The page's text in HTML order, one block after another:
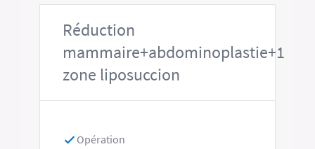
Réduction
mammaire+abdominoplastie+1
zone liposuccion
Opération